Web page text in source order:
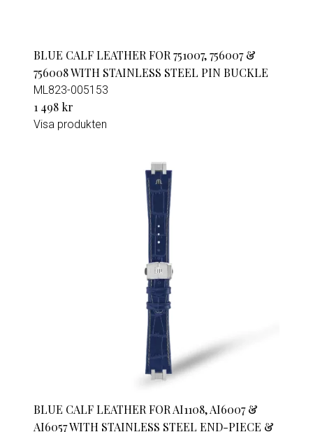
BLUE CALF LEATHER FOR 751007, 756007 &
756008 WITH STAINLESS STEEL PIN BUCKLE
ML823-005153
1 498 kr
Visa produkten
BLUE CALF LEATHER FOR AI1108, AI6007 &
AI6057 WITH STAINLESS STEEL END-PIECE &